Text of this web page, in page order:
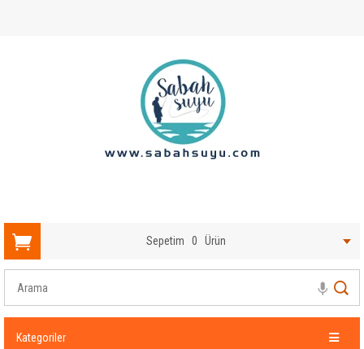
Sepetim 0 Ürün
Kategoriler